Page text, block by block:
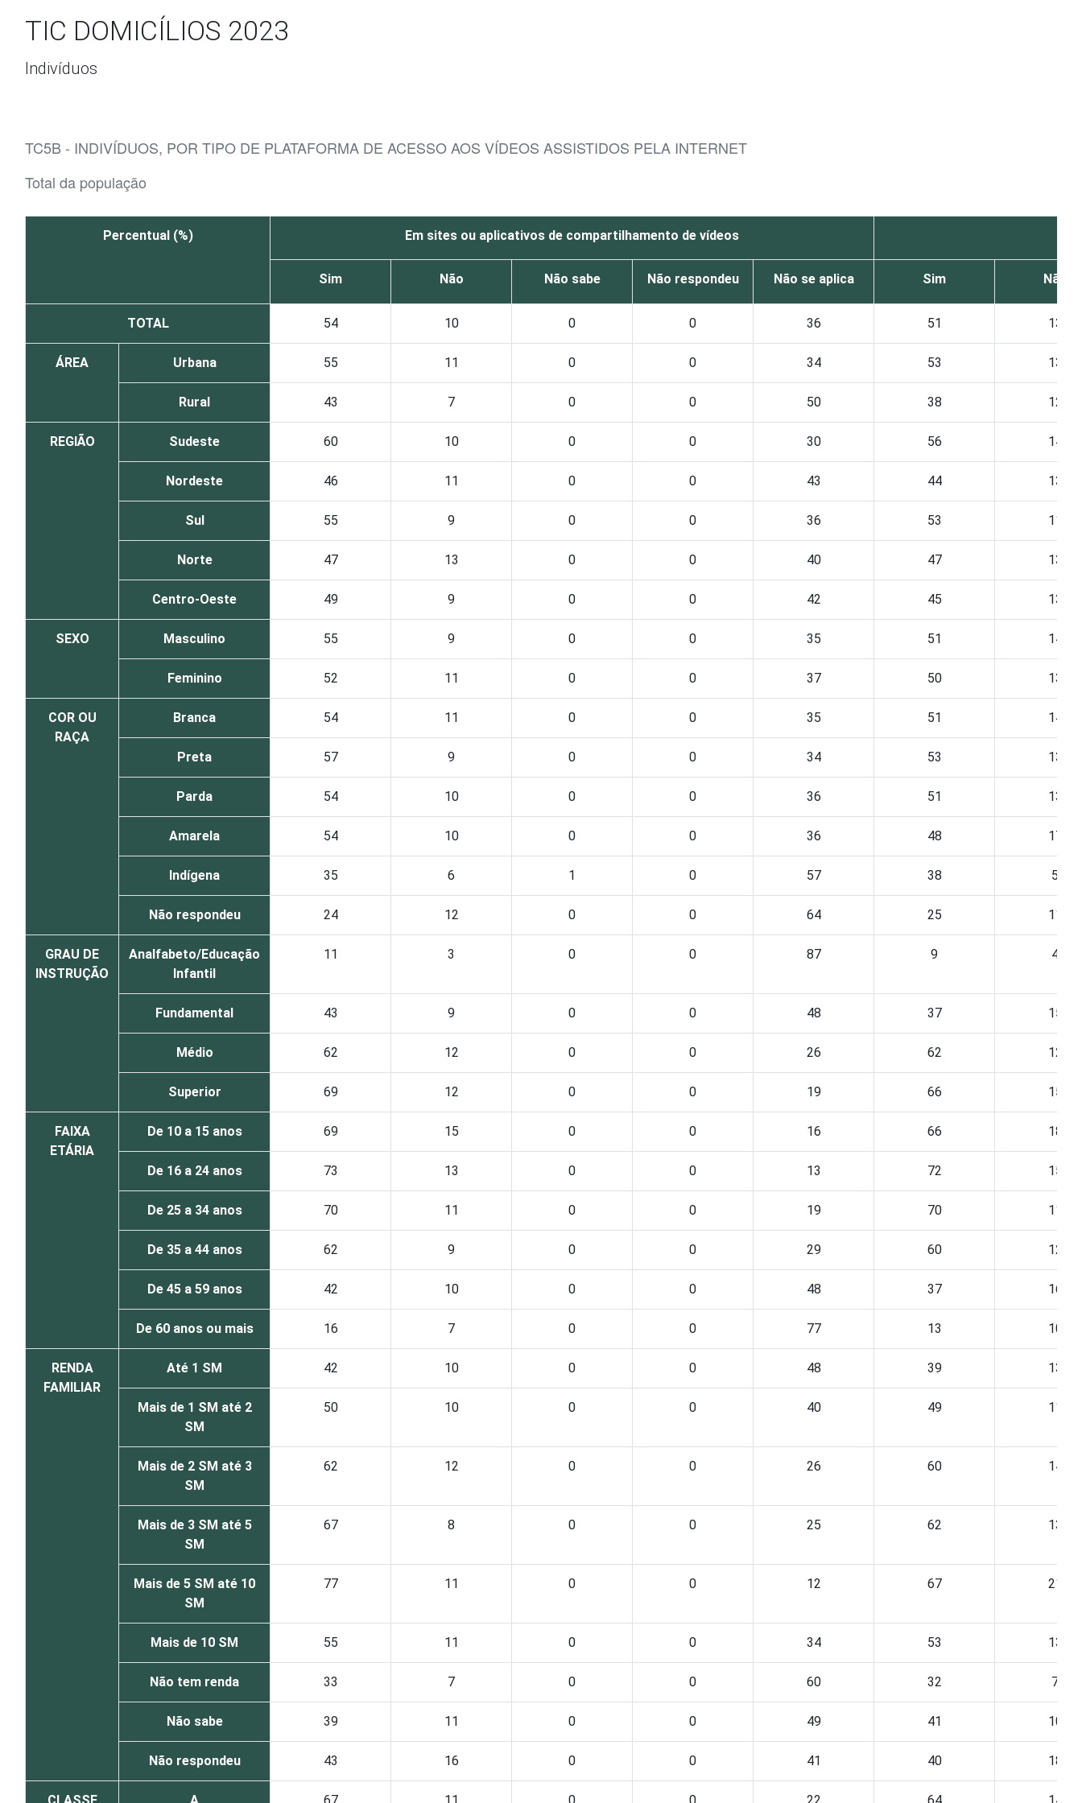
TIC DOMICÍLIOS 2023
Indivíduos
TC5B - INDIVÍDUOS, POR TIPO DE PLATAFORMA DE ACESSO AOS VÍDEOS ASSISTIDOS PELA INTERNET
Total da população
Percentual (%) Em sites ou aplicativos de compartilhamento de vídeos
Sim Não Não sabe Não respondeu Não se aplica Sim Não
TOTAL 54 10 0 0 36 51 13
ÁREA Urbana 55 11 0 0 34 53 13
Rural 43 7 0 0 50 38 12
REGIÃO Sudeste 60 10 0 0 30 56 14
Nordeste 46 11 0 0 43 44 13
Sul 55 9 0 0 36 53 11
Norte 47 13 0 0 40 47 13
Centro-Oeste 49 9 0 0 42 45 13
SEXO Masculino 55 9 0 0 35 51 14
Feminino 52 11 0 0 37 50 13
COR OU
RAÇA
Branca 54 11 0 0 35 51 14
Preta 57 9 0 0 34 53 13
Parda 54 10 0 0 36 51 13
Amarela 54 10 0 0 36 48 17
Indígena 35 6 1 0 57 38 5
Não respondeu 24 12 0 0 64 25 11
GRAU DE
INSTRUÇÃO
Analfabeto/Educação
Infantil
11 3 0 0 87 9 4
Fundamental 43 9 0 0 48 37 15
Médio 62 12 0 0 26 62 12
Superior 69 12 0 0 19 66 15
FAIXA
ETÁRIA
De 10 a 15 anos 69 15 0 0 16 66 18
De 16 a 24 anos 73 13 0 0 13 72 15
De 25 a 34 anos 70 11 0 0 19 70 11
De 35 a 44 anos 62 9 0 0 29 60 12
De 45 a 59 anos 42 10 0 0 48 37 16
De 60 anos ou mais 16 7 0 0 77 13 10
RENDA
FAMILIAR
Até 1 SM 42 10 0 0 48 39 13
Mais de 1 SM até 2
SM
50 10 0 0 40 49 11
Mais de 2 SM até 3
SM
62 12 0 0 26 60 14
Mais de 3 SM até 5
SM
67 8 0 0 25 62 13
Mais de 5 SM até 10
SM
77 11 0 0 12 67 21
Mais de 10 SM 55 11 0 0 34 53 13
Não tem renda 33 7 0 0 60 32 7
Não sabe 39 11 0 0 49 41 10
Não respondeu 43 16 0 0 41 40 18